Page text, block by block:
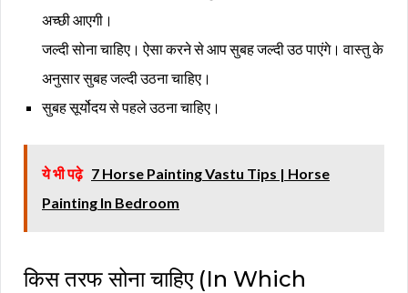
अच्छी आएगी।
जल्दी सोना चाहिए। ऐसा करने से आप सुबह जल्दी उठ पाएंगे। वास्तु के
अनुसार सुबह जल्दी उठना चाहिए।
सुबह सूर्योदय से पहले उठना चाहिए।
ये भी पढ़े 7 Horse Painting Vastu Tips | Horse
Painting In Bedroom
किस तरफ सोना चाहिए (In Which